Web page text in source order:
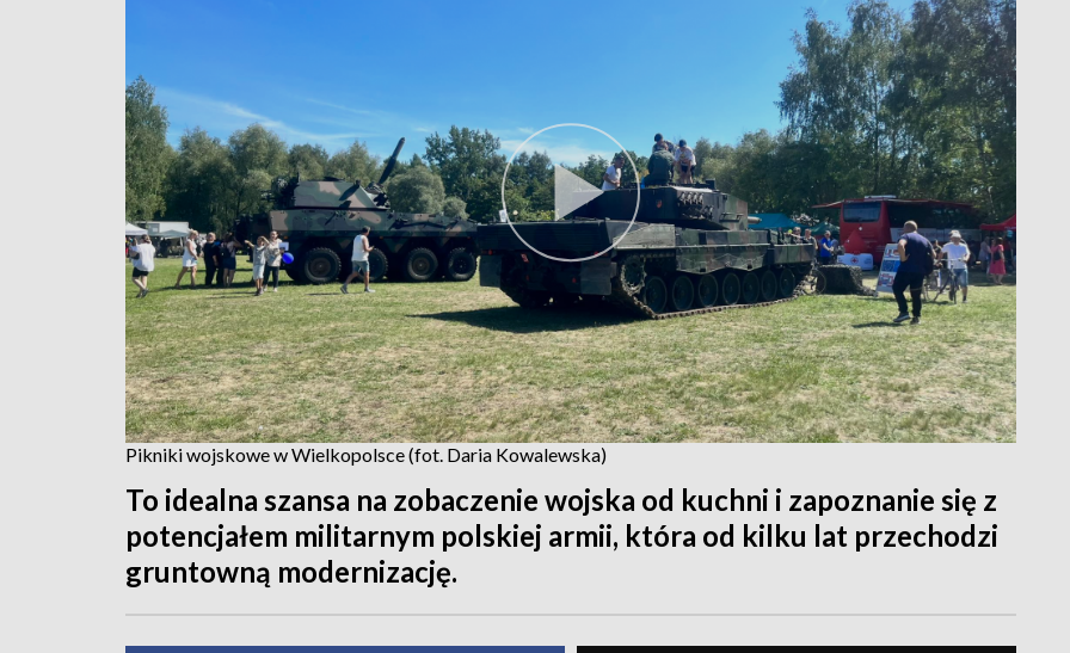
Pikniki wojskowe w Wielkopolsce (fot. Daria Kowalewska)
To idealna szansa na zobaczenie wojska od kuchni i zapoznanie się z
potencjałem militarnym polskiej armii, która od kilku lat przechodzi
gruntowną modernizację.